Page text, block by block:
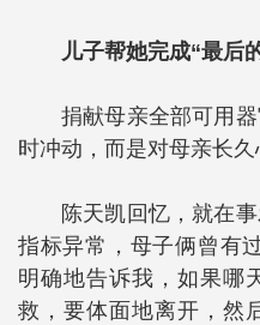
儿子帮她完成“最后
捐献母亲全部可用
时冲动，而是对母亲长久
陈天凯回忆，就在
指标异常，母子俩曾有
明确地告诉我，如果哪
救，要体面地离开，然